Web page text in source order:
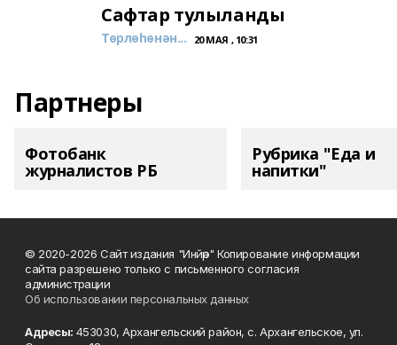
Сафтар тулыланды
Төрлөһөнән... 20 МАЯ , 10:31
Партнеры
Фотобанк
журналистов РБ
Рубрика "Еда и
напитки"
© 2020-2026 Сайт издания "Инйәр" Копирование информации
сайта разрешено только с письменного согласия
администрации
Об использовании персональных данных
Адресы: 453030, Архангельский район, с. Архангельское, ул.